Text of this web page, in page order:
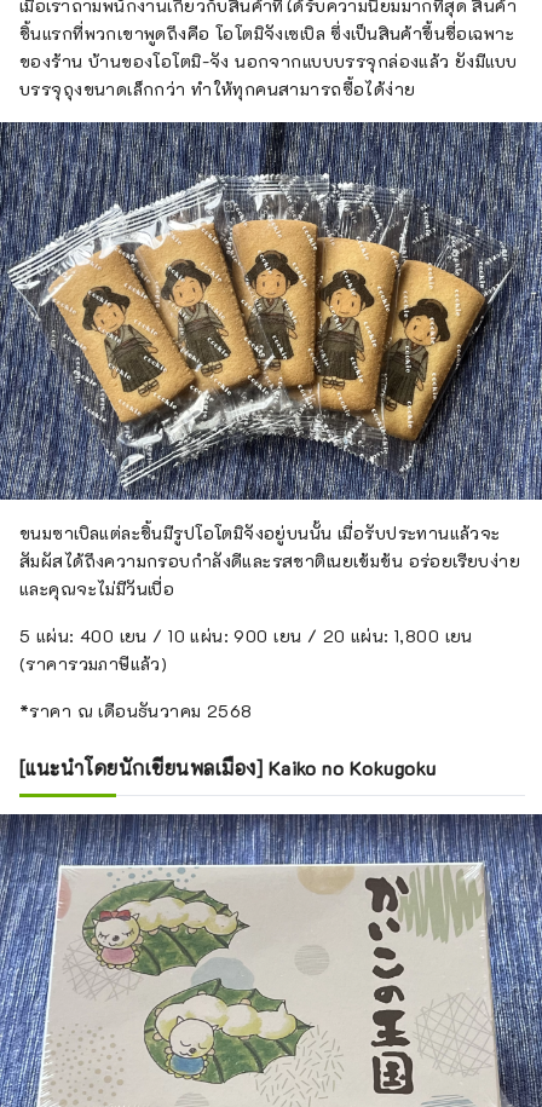
เมื่อเราถามพนักงานเกี่ยวกับสินค้าที่ได้รับความนิยมมากที่สุด สินค้า
ชิ้นแรกที่พวกเขาพูดถึงคือ โอโตมิจังเซเบิล ซึ่งเป็นสินค้าขึ้นชื่อเฉพาะ
ของร้าน บ้านของโอโตมิ-จัง นอกจากแบบบรรจุกล่องแล้ว ยังมีแบบ
บรรจุถุงขนาดเล็กกว่า ทำให้ทุกคนสามารถซื้อได้ง่าย
ขนมซาเบิลแต่ละชิ้นมีรูปโอโตมิจังอยู่บนนั้น เมื่อรับประทานแล้วจะ
สัมผัสได้ถึงความกรอบกำลังดีและรสชาติเนยเข้มข้น อร่อยเรียบง่าย
และคุณจะไม่มีวันเบื่อ
5 แผ่น: 400 เยน / 10 แผ่น: 900 เยน / 20 แผ่น: 1,800 เยน
(ราคารวมภาษีแล้ว)
*ราคา ณ เดือนธันวาคม 2568
[แนะนำโดยนักเขียนพลเมือง] Kaiko no Kokugoku